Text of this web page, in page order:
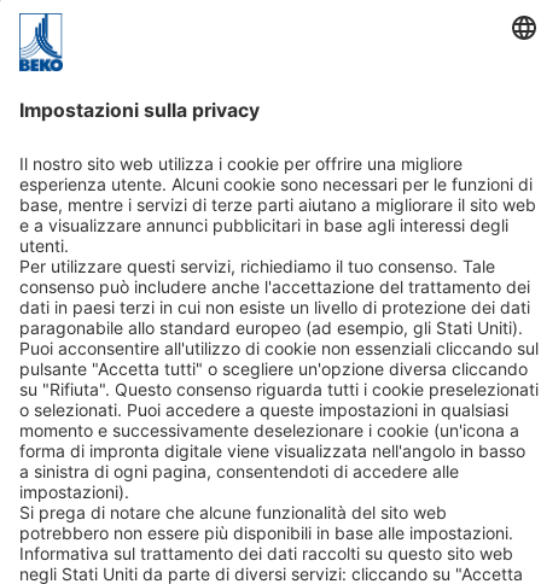
Via Druento, 82
T: +39 011 4500 576
+39 011 4500 577
Contatto
Seguiteci su
© 2026 BEKO TECHNOLOGIES